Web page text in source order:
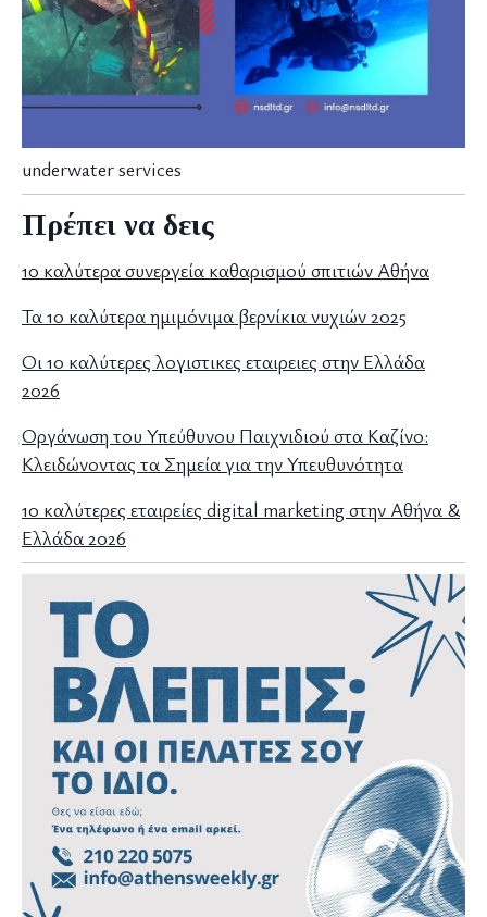
underwater services
Πρέπει να δεις
10 καλύτερα συνεργεία καθαρισμού σπιτιών Αθήνα
Τα 10 καλύτερα ημιμόνιμα βερνίκια νυχιών 2025
Οι 10 καλύτερες λογιστικες εταιρειες στην Ελλάδα
2026
Οργάνωση του Υπεύθυνου Παιχνιδιού στα Καζίνο:
Κλειδώνοντας τα Σημεία για την Υπευθυνότητα
10 καλύτερες εταιρείες digital marketing στην Αθήνα &
Ελλάδα 2026